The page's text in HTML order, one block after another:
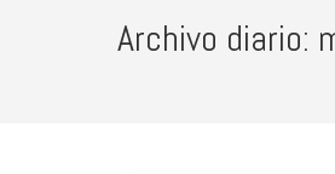
Archivo diario: